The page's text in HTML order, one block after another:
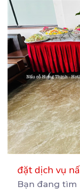
đặt dịch vụ
Bạn đang tìm